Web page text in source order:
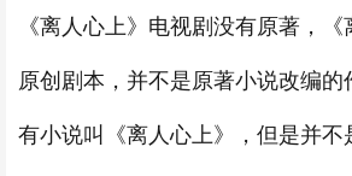
《离人心上》电视剧没有原著，
原创剧本，并不是原著小说改编
有小说叫《离人心上》，但是并不